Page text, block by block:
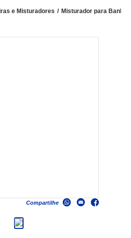
e Misturadores Misturador para
Compartilhe